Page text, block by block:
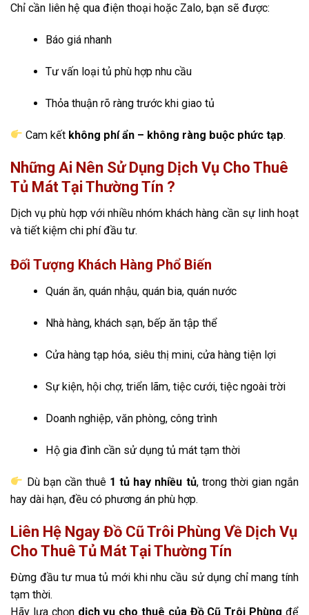
Chỉ cần liên hệ qua điện thoại hoặc Zalo, bạn sẽ được:
Báo giá nhanh
Tư vấn loại tủ phù hợp nhu cầu
Thỏa thuận rõ ràng trước khi giao tủ
Cam kết không phí ẩn – không ràng buộc phức tạp.
Những Ai Nên Sử Dụng Dịch Vụ Cho Thuê
Tủ Mát Tại Thường Tín ?
Dịch vụ phù hợp với nhiều nhóm khách hàng cần sự linh hoạt
và tiết kiệm chi phí đầu tư.
Đối Tượng Khách Hàng Phổ Biến
Quán ăn, quán nhậu, quán bia, quán nước
Nhà hàng, khách sạn, bếp ăn tập thể
Cửa hàng tạp hóa, siêu thị mini, cửa hàng tiện lợi
Sự kiện, hội chợ, triển lãm, tiệc cưới, tiệc ngoài trời
Doanh nghiệp, văn phòng, công trình
Hộ gia đình cần sử dụng tủ mát tạm thời
Dù bạn cần thuê 1 tủ hay nhiều tủ, trong thời gian ngắn
hay dài hạn, đều có phương án phù hợp.
Liên Hệ Ngay Đồ Cũ Trôi Phùng Về Dịch Vụ
Cho Thuê Tủ Mát Tại Thường Tín
Đừng đầu tư mua tủ mới khi nhu cầu sử dụng chỉ mang tính
tạm thời.
Hãy lựa chọn dịch vụ cho thuê của Đồ Cũ Trôi Phùng để